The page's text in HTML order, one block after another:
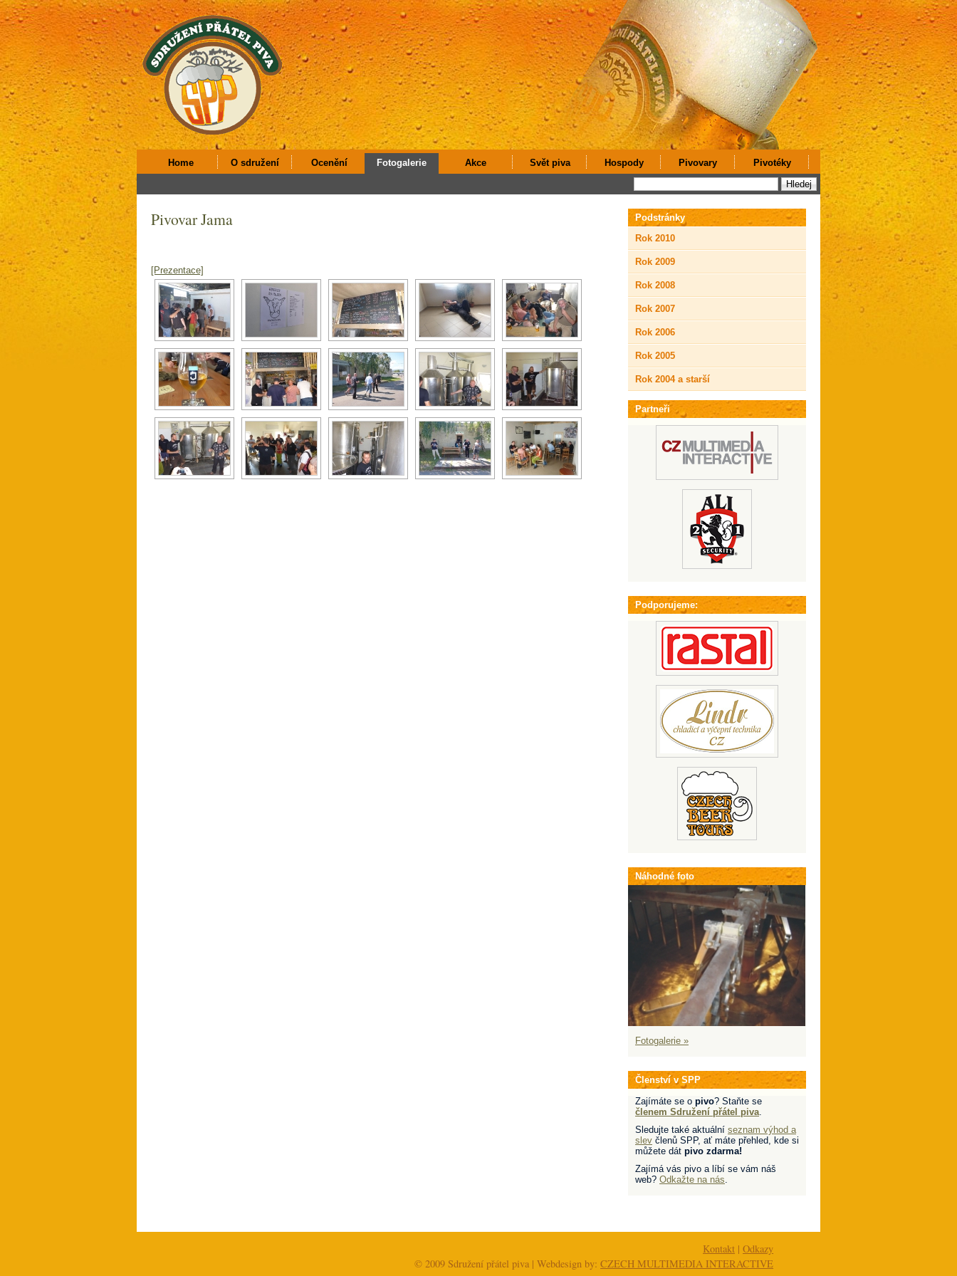
Home O sdružení Ocenění Fotogalerie Akce Svět piva Hospody Pivovary Pivotéky
Pivovar Jama
[Prezentace]
Podstránky
Rok 2010
Rok 2009
Rok 2008
Rok 2007
Rok 2006
Rok 2005
Rok 2004 a starší
Partneři
Podporujeme:
Náhodné foto
Fotogalerie »
Členství v SPP
Zajímáte se o pivo? Staňte se
členem Sdružení přátel piva.
Sledujte také aktuální seznam výhod a
slev členů SPP, ať máte přehled, kde si
můžete dát pivo zdarma!
Zajímá vás pivo a líbí se vám náš
web? Odkažte na nás.
Kontakt |Odkazy
© 2009 Sdružení přátel piva | Webdesign by:CZECH MULTIMEDIA INTERACTIVE